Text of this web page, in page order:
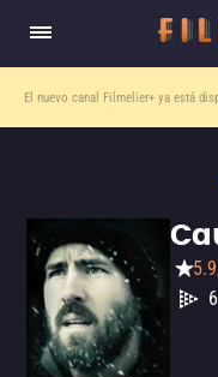
El nuevo canal Filmelier+ ya está